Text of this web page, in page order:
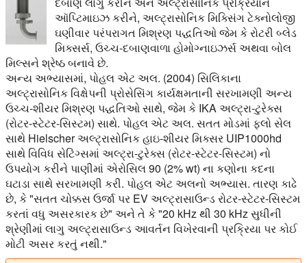
ઑપ્ટિમાઇઝ કરીને, અલ્ટ્રાસોનિક મિક્સિંગ ટેક્નોલોજી
ઘણીવાર પરંપરાગત મિશ્રણ પદ્ધતિઓ જેમ કે રોટરી બ્લેડ
મિક્સર્સ, ઉચ્ચ-દબાણવાળા હોમોગ્નાઇઝર્સ અથવા બોલ
મિલ્સને શ્રેષ્ઠ બનાવે છે.
અન્ય અભ્યાસમાં, પોહલ એટ અલ. (2004) સિલિકાના
અલ્ટ્રાસોનિક વિક્ષેપની પ્રોસેસિંગ કાર્યક્ષમતાની સરખામણી અન્ય
ઉચ્ચ-શીયર મિશ્રણ પદ્ધતિઓ સાથે, જેમ કે IKA અલ્ટ્રા-ટુરેક્સ
(રોટર-સ્ટેટર-સિસ્ટમ) સાથે. પોહલ એટ અલ. સતત મોડમાં ફ્લો સેલ
સાથે Hielscher અલ્ટ્રાસોનિક હાઇ-શીયર મિક્સર UIP1000hd
સાથે વિવિધ સેટિંગ્સમાં અલ્ટ્રા-ટુરેક્સ (રોટર-સ્ટેટર-સિસ્ટમ) નો
ઉપયોગ કરીને પાણીમાં એરોસિલ 90 (2% wt) ના કણોના કદના
ઘટાડા સાથે સરખામણી કરી. પોહલ એટ અલનો અભ્યાસ. તારણ કાઢે
છે, કે "સતત ચોક્કસ ઉર્જા પર EV અલ્ટ્રાસાઉન્ડ રોટર-સ્ટેટર-સિસ્ટમ
કરતાં વધુ અસરકારક છે" અને તે કે "20 kHz થી 30 kHz સુધીની
શ્રેણીમાં લાગુ અલ્ટ્રાસાઉન્ડ આવર્તન વિખેરવાની પ્રક્રિયા પર કોઈ
મોટી અસર કરતું નથી."